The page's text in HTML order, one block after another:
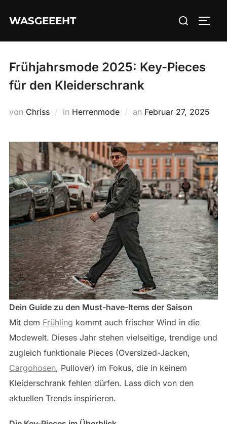
InhaltWASGEEEHT
Suchen
Frühjahrsmode 2025: Key-Pieces
für den Kleiderschrank
von Chriss in Herrenmode an Veröffentlicht
Februar 27, 2025
Dein Guide zu den Must-have-Items der Saison
Mit dem Frühling kommt auch frischer Wind in die
Modewelt. Dieses Jahr stehen vielseitige, trendige und
zugleich funktionale Pieces (Oversized-Jacken,
Cargohosen, Pullover) im Fokus, die in keinem
Kleiderschrank fehlen dürfen. Lass dich von den
aktuellen Trends inspirieren.